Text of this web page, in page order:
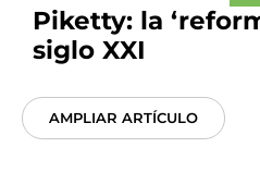
Piketty: la
siglo XXI
AMPLIAR ARTÍCULO